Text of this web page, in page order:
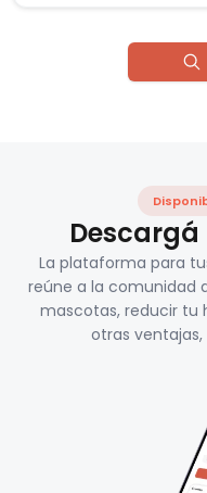
La plataforma para
reúne a la comunidad
mascotas, reducir tu
otras